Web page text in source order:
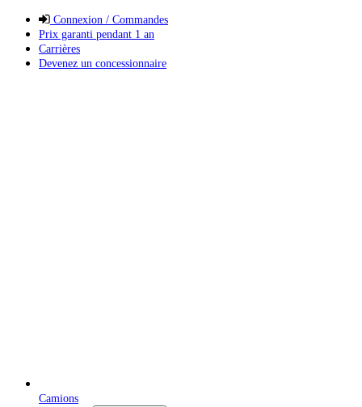
Connexion / Commandes
Prix garanti pendant 1 an
Carrières
Devenez un concessionnaire
Camions